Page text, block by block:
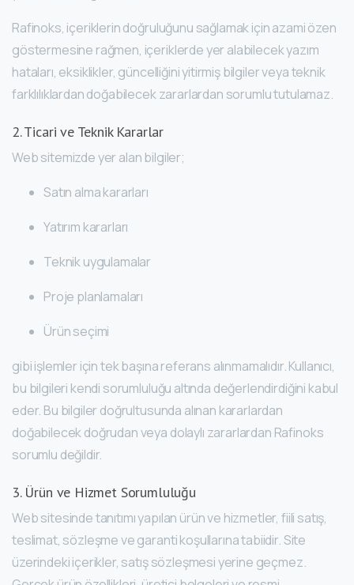
Rafinoks, içeriklerin doğruluğunu sağlamak için azami özen
göstermesine rağmen, içeriklerde yer alabilecek yazım
hataları, eksiklikler, güncelliğini yitirmiş bilgiler veya teknik
farklılıklardan doğabilecek zararlardan sorumlu tutulamaz.
2. Ticari ve Teknik Kararlar
Web sitemizde yer alan bilgiler;
Satın alma kararları
Yatırım kararları
Teknik uygulamalar
Proje planlamaları
Ürün seçimi
gibi işlemler için tek başına referans alınmamalıdır. Kullanıcı,
bu bilgileri kendi sorumluluğu altında değerlendirdiğini kabul
eder. Bu bilgiler doğrultusunda alınan kararlardan
doğabilecek doğrudan veya dolaylı zararlardan Rafinoks
sorumlu değildir.
3. Ürün ve Hizmet Sorumluluğu
Web sitesinde tanıtımı yapılan ürün ve hizmetler, fiili satış,
teslimat, sözleşme ve garanti koşullarına tabiidir. Site
üzerindeki içerikler, satış sözleşmesi yerine geçmez.